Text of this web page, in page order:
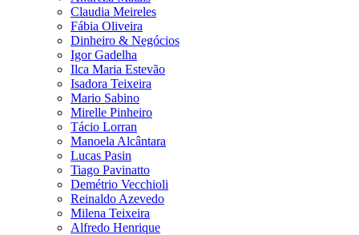
Claudia Meireles
Fábia Oliveira
Dinheiro & Negócios
Igor Gadelha
Ilca Maria Estevão
Isadora Teixeira
Mario Sabino
Mirelle Pinheiro
Tácio Lorran
Manoela Alcântara
Lucas Pasin
Tiago Pavinatto
Demétrio Vecchioli
Reinaldo Azevedo
Milena Teixeira
Alfredo Henrique